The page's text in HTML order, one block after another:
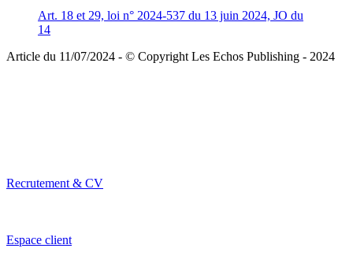
Art. 18 et 29, loi n° 2024-537 du 13 juin 2024, JO du
14
Article du 11/07/2024 - © Copyright Les Echos Publishing - 2024
Recrutement & CV
Espace client